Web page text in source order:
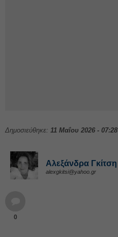
Δημοσιεύθηκε: 11 Μαΐου 2026 - 07:28
Αλεξάνδρα Γκίτση
alexgkitsi@yahoo.gr
0